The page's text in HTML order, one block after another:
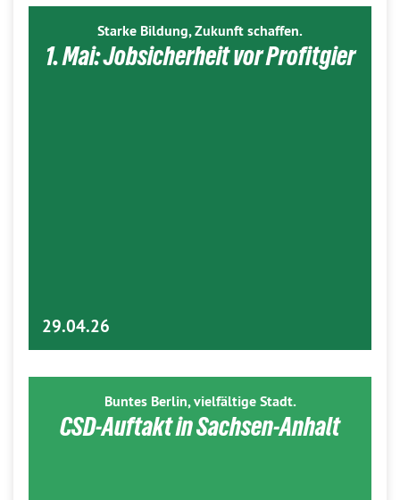
Starke Bildung, Zukunft schaffen.
1. Mai: Jobsicherheit vor Profitgier
29.04.26
Buntes Berlin, vielfältige Stadt.
CSD-Auftakt in Sachsen-Anhalt